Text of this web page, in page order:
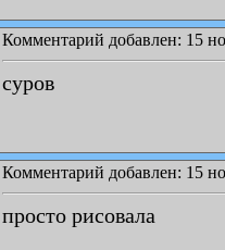
Комментарий добавлен: 15
суров
Комментарий добавлен: 15
просто рисовала